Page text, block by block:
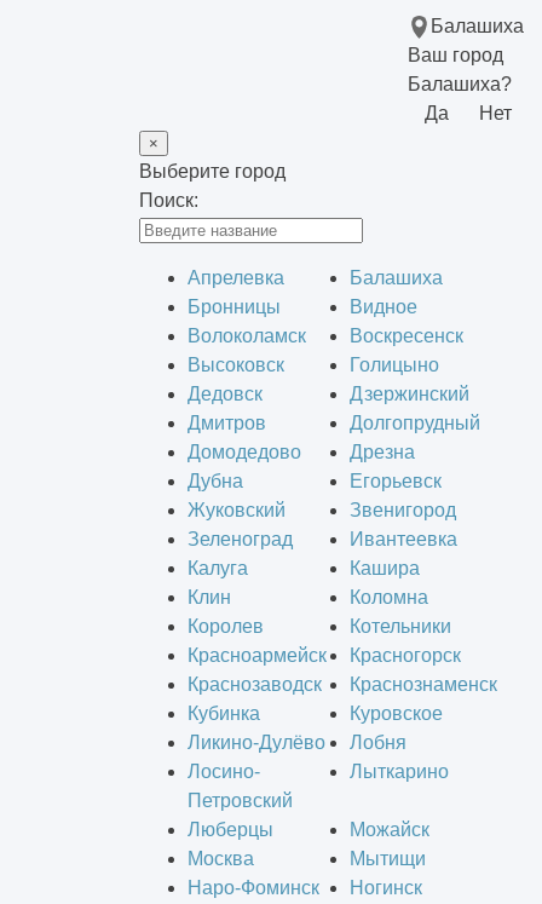
Балашиха
Ваш город
Балашиха?
Да
Нет
×
Выберите город
Поиск:
Апрелевка
Балашиха
Бронницы
Видное
Волоколамск
Воскресенск
Высоковск
Голицыно
Дедовск
Дзержинский
Дмитров
Долгопрудный
Домодедово
Дрезна
Дубна
Егорьевск
Жуковский
Звенигород
Зеленоград
Ивантеевка
Калуга
Кашира
Клин
Коломна
Королев
Котельники
Красноармейск
Красногорск
Краснозаводск
Краснознаменск
Кубинка
Куровское
Ликино-Дулёво
Лобня
Лосино-
Петровский
Лыткарино
Люберцы
Можайск
Москва
Мытищи
Наро-Фоминск
Ногинск